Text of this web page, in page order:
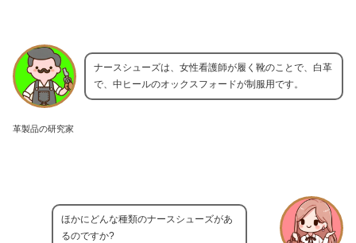
革製品の研究家
ナースシューズは、女性看護師が履く靴のことで、白革
で、中ヒールのオックスフォードが制服用です。
ほかにどんな種類のナースシューズがあ
るのですか?